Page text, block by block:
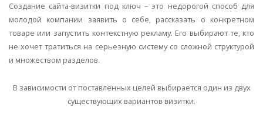
Создание сайта-визитки под ключ – это недорогой способ для
молодой компании заявить о себе, рассказать о конкретном
товаре или запустить контекстную рекламу. Его выбирают те, кто
не хочет тратиться на серьезную систему со сложной структурой
и множеством разделов.
В зависимости от поставленных целей выбирается один из двух
существующих вариантов визитки.